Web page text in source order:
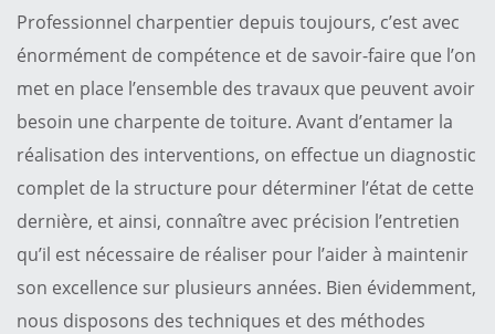
Professionnel charpentier depuis toujours, c’est avec
énormément de compétence et de savoir-faire que l’on
met en place l’ensemble des travaux que peuvent avoir
besoin une charpente de toiture. Avant d’entamer la
réalisation des interventions, on effectue un diagnostic
complet de la structure pour déterminer l’état de cette
dernière, et ainsi, connaître avec précision l’entretien
qu’il est nécessaire de réaliser pour l’aider à maintenir
son excellence sur plusieurs années. Bien évidemment,
nous disposons des techniques et des méthodes